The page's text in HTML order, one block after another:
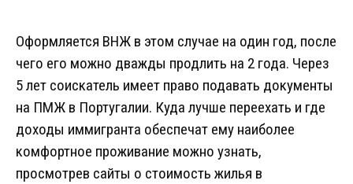
Оформляется ВНЖ в этом случае на один год, после
чего его можно дважды продлить на 2 года. Через
5 лет соискатель имеет право подавать документы
на ПМЖ в Португалии. Куда лучше переехать и где
доходы иммигранта обеспечат ему наиболее
комфортное проживание можно узнать,
просмотрев сайты о стоимость жилья в